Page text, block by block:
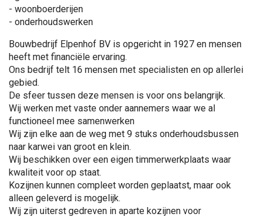
- woonboerderijen
- onderhoudswerken
Bouwbedrijf Elpenhof BV is opgericht in 1927 en mensen
heeft met financiële ervaring.
Ons bedrijf telt 16 mensen met specialisten en op allerlei
gebied.
De sfeer tussen deze mensen is voor ons belangrijk.
Wij werken met vaste onder aannemers waar we al
functioneel mee samenwerken
Wij zijn elke aan de weg met 9 stuks onderhoudsbussen
naar karwei van groot en klein.
Wij beschikken over een eigen timmerwerkplaats waar
kwaliteit voor op staat.
Kozijnen kunnen compleet worden geplaatst, maar ook
alleen geleverd is mogelijk.
Wij zijn uiterst gedreven in aparte kozijnen voor